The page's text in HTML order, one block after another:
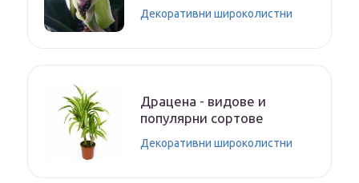
Декоративни широколистни
Драцена - видове и
популярни сортове
Декоративни широколистни